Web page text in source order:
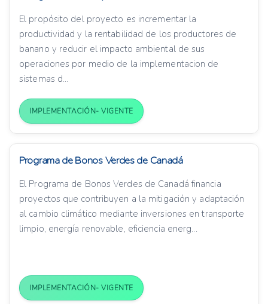
El propósito del proyecto es incrementar la
productividad y la rentabilidad de los productores de
banano y reducir el impacto ambiental de sus
operaciones por medio de la implementacion de
sistemas d...
IMPLEMENTACIÓN- VIGENTE
Programa de Bonos Verdes de Canadá
El Programa de Bonos Verdes de Canadá financia
proyectos que contribuyen a la mitigación y adaptación
al cambio climático mediante inversiones en transporte
limpio, energía renovable, eficiencia energ...
IMPLEMENTACIÓN- VIGENTE